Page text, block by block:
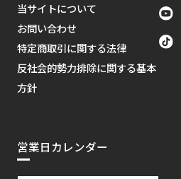
当サイトについて
お問い合わせ
特定商取引に関する法律
反社会的勢力排除に関する基本
方針
営業日カレンダー